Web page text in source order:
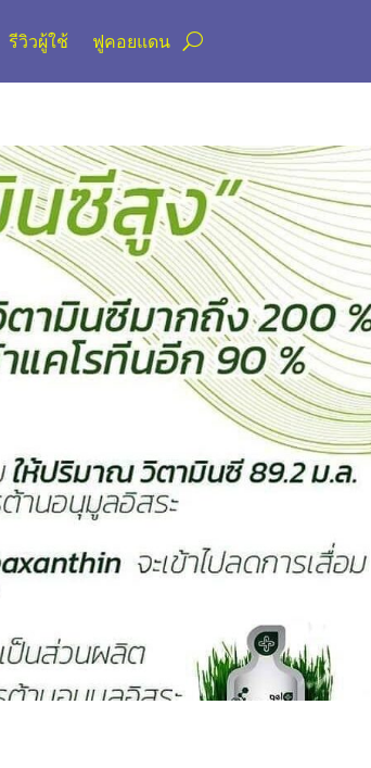
รีวิวผู้ใช้ ฟูคอยแดน